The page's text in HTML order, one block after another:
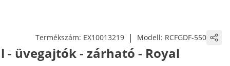
Termékszám: EX10013219 | Modell: RCFGDF-550
- üvegajtók - zárható - Royal